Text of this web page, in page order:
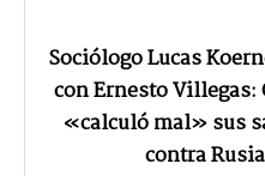
Sociólogo Lucas
con Ernesto Villegas:
«calculó mal» sus
contra Rusia